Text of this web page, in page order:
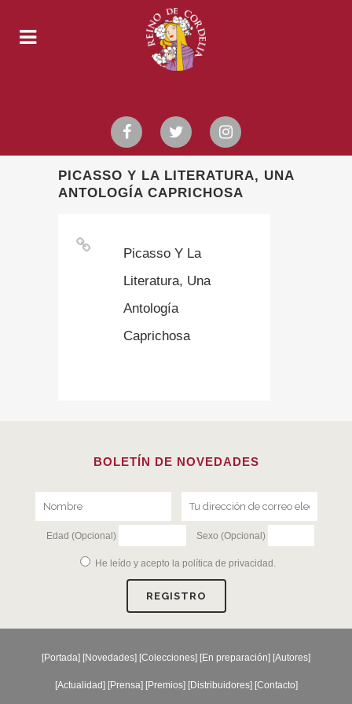
PICASSO Y LA LITERATURA, UNA
ANTOLOGÍA CAPRICHOSA
Picasso Y La
Literatura, Una
Antología
Caprichosa
BOLETÍN DE NOVEDADES
Edad (Opcional) Sexo (Opcional)
He leído y acepto la política de privacidad .
[Portada] [Novedades] [Colecciones] [En preparación] [Autores]
[Actualidad] [Prensa] [Premios] [Distribuidores] [Contacto]